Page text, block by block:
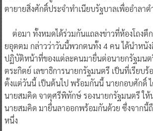
ตายายสิ่งศักดิ์ประจำทำเนียบรัฐบาลเพื่ออำลาต
ต่อมา ทั้งหมดได้ร่วมกันแถลงข่าวที่ห้องโถงตึ
ยอุตตม กล่าวว่าวันนี้พวกตนทั้ง 4 คน ได้นำหนั
ปฏิบัติหน้าที่ของแต่ละคนมายื่นต่อนายกรัฐมน
ตระกิตย์ เลขาธิการนายกรัฐมนตรี เป็นที่เรียบร้
ตั้งแต่วันนี้ เป็นต้นไป พร้อมกันนี้ นายกอบศักดิ์
นายสมคิด จาตุศรีพิทักษ์ รองนายกรัฐมนตรี ให้
นายสมคิด มายื่นลาออกพร้อมกันด้วย ซึ่งจากนี้ถื
หนึ่ง